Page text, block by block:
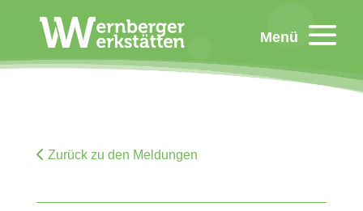
Menü
Zurück zu den Meldungen